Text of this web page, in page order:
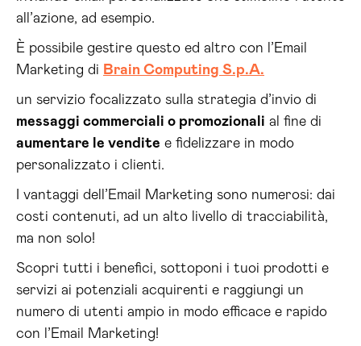
all’azione, ad esempio.
È possibile gestire questo ed altro con l ’Email
Marketing di Brain Computing S.p.A.
un servizio focalizzato sulla strategia d’invio di
messaggi commerciali o promozionali al fine di
aumentare le vendite e fidelizzare in modo
personalizzato i clienti.
I vantaggi dell’Email Marketing sono numerosi: dai
costi contenuti, ad un alto livello di tracciabilità,
ma non solo!
Scopri tutti i benefici, sottoponi i tuoi prodotti e
servizi ai potenziali acquirenti e raggiungi un
numero di utenti ampio in modo efficace e rapido
con l’Email Marketing!